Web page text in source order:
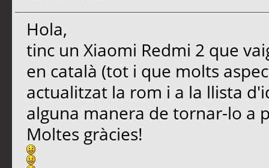
Hola,
tinc un Xiaomi Redmi 2 que
en català (tot i que molts
actualitzat la rom i a la llista
alguna manera de tornar-lo a
Moltes gràcies!